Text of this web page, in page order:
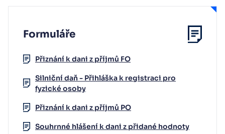
Formuláře
Přiznání k dani z příjmů FO
Silniční daň - Přihláška k registraci pro
fyzické osoby
Přiznání k dani z příjmů PO
Souhrnné hlášení k dani z přidané hodnoty